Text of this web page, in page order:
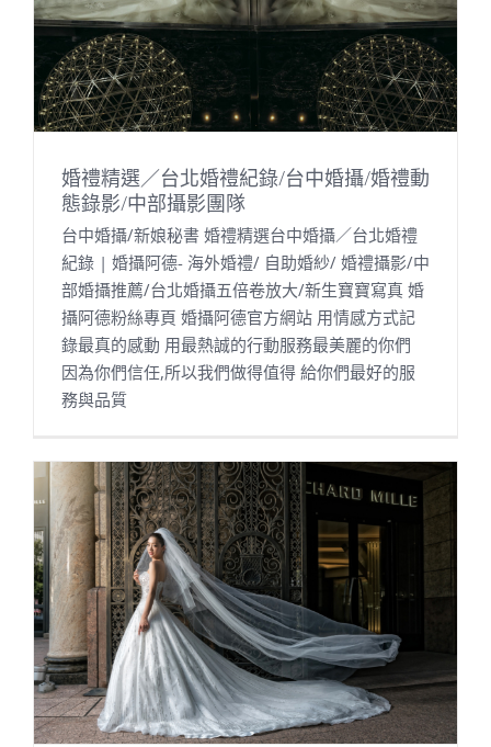
婚禮精選／台北婚禮紀錄/台中婚攝/婚禮動
態錄影/中部攝影團隊
台中婚攝/新娘秘書 婚禮精選台中婚攝／台北婚禮
紀錄 | 婚攝阿德- 海外婚禮/ 自助婚紗/ 婚禮攝影/中
部婚攝推薦/台北婚攝五倍卷放大/新生寶寶寫真 婚
攝阿德粉絲專頁 婚攝阿德官方網站 用情感方式記
錄最真的感動 用最熱誠的行動服務最美麗的你們
因為你們信任,所以我們做得值得 給你們最好的服
務與品質